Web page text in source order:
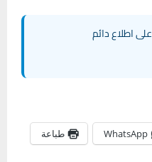
اطلاع دائم
WhatsApp طباعة